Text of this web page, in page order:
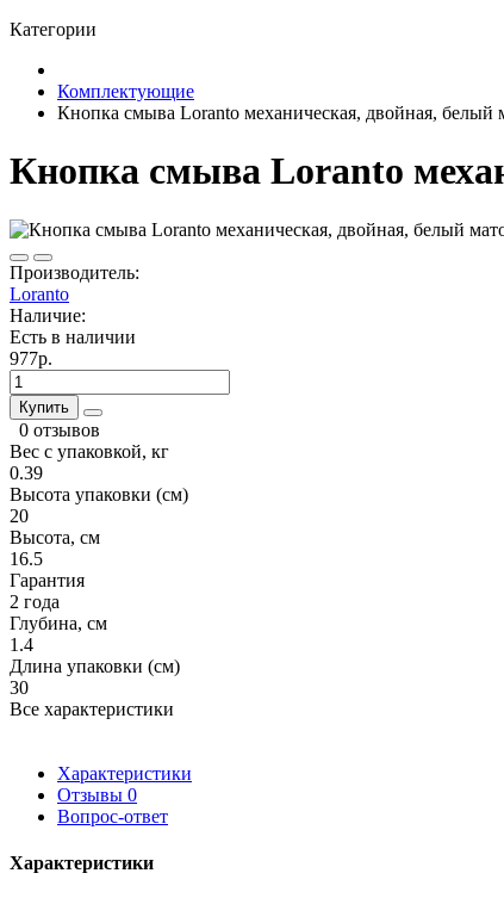
Категории
Комплектующие
Кнопка смыва Loranto механическая, двойная, белый
Кнопка смыва Loranto
Производитель:
Loranto
Наличие:
Есть в наличии
977р.
Купить
0 отзывов
Вес с упаковкой, кг
0.39
Высота упаковки (см)
20
Высота, см
16.5
Гарантия
2 года
Глубина, см
1.4
Длина упаковки (см)
30
Все характеристики
Характеристики
Отзывы 0
Вопрос-ответ
Характеристики